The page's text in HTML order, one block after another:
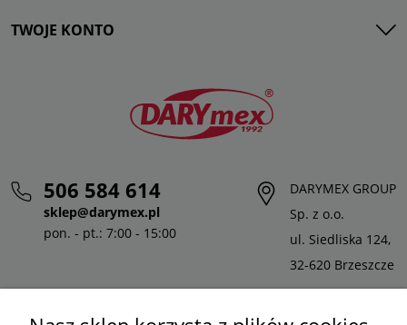
TWOJE KONTO
506 584 614
sklep@darymex.pl
pon. - pt.: 7:00 - 15:00
DARYMEX GROUP
Sp. z o.o.
ul. Siedliska 124,
32-620 Brzeszcze